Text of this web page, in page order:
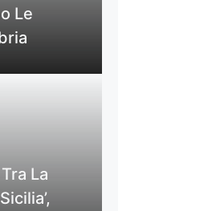
Le
La